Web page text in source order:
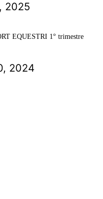
2025
EQUESTRI 1° trimestre
2024